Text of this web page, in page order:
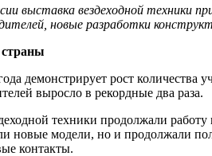
выставка вездеходной техники
новые разработки
страны
демонстрирует рост
выросло в рекордные два раза.
техники продолжали
новые модели, но и продолжали
контакты.